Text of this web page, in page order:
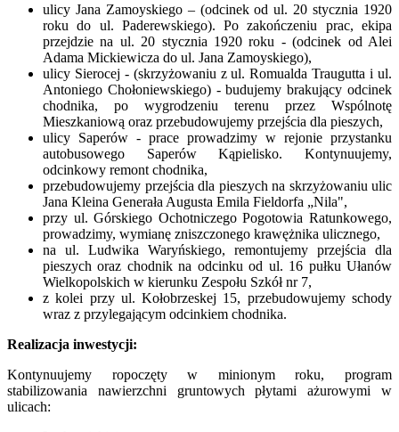
ulicy Jana Zamoyskiego – (odcinek od ul. 20 stycznia 1920
roku do ul. Paderewskiego). Po zakończeniu prac, ekipa
przejdzie na ul. 20 stycznia 1920 roku - (odcinek od Alei
Adama Mickiewicza do ul. Jana Zamoyskiego),
ulicy Sierocej - (skrzyżowaniu z ul. Romualda Traugutta i ul.
Antoniego Chołoniewskiego) - budujemy brakujący odcinek
chodnika, po wygrodzeniu terenu przez Wspólnotę
Mieszkaniową oraz przebudowujemy przejścia dla pieszych,
ulicy Saperów - prace prowadzimy w rejonie przystanku
autobusowego Saperów Kąpielisko. Kontynuujemy,
odcinkowy remont chodnika,
przebudowujemy przejścia dla pieszych na skrzyżowaniu ulic
Jana Kleina Generała Augusta Emila Fieldorfa „Nila",
przy ul. Górskiego Ochotniczego Pogotowia Ratunkowego,
prowadzimy, wymianę zniszczonego krawężnika ulicznego,
na ul. Ludwika Waryńskiego, remontujemy przejścia dla
pieszych oraz chodnik na odcinku od ul. 16 pułku Ułanów
Wielkopolskich w kierunku Zespołu Szkół nr 7,
z kolei przy ul. Kołobrzeskej 15, przebudowujemy schody
wraz z przylegającym odcinkiem chodnika.
Realizacja inwestycji:
Kontynuujemy ropoczęty w minionym roku, program
stabilizowania nawierzchni gruntowych płytami ażurowymi w
ulicach: